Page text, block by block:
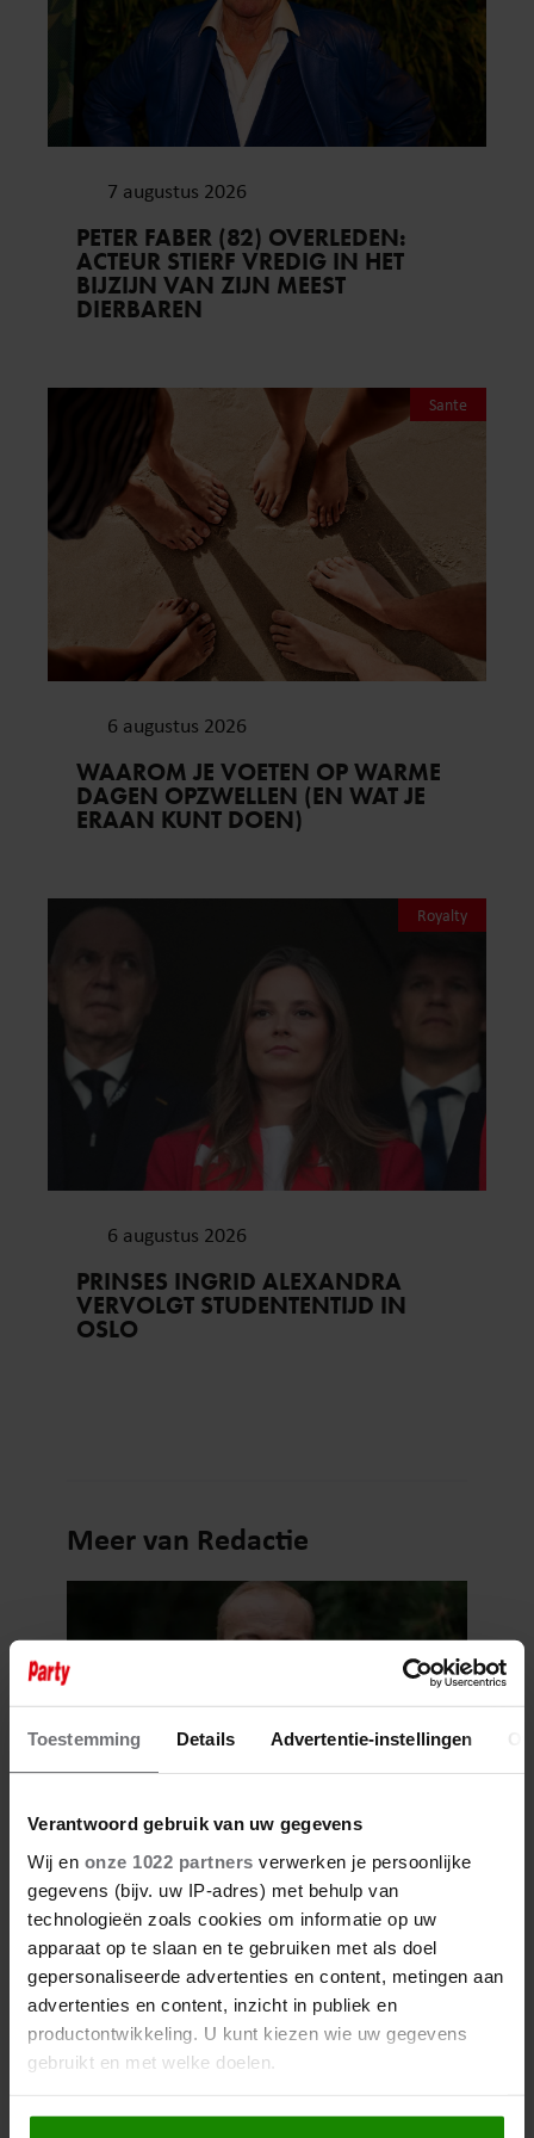
Toestemming Details Advertentie-instellingen
Verantwoord gebruik van uw gegevens
Wij en onze 1022 partners verwerken je persoonlijke
gegevens (bijv. uw IP-adres) met behulp van
technologieën zoals cookies om informatie op uw
apparaat op te slaan en te gebruiken met als doel
gepersonaliseerde advertenties en content, metingen aan
advertenties en content, inzicht in publiek en
productontwikkeling. U kunt kiezen wie uw gegevens
gebruikt en met welke doelen.
Als u het toestaat, willen we ook graag:
7 augustus 2026
PETER FABER (82) OVERLEDEN:
ACTEUR STIERF VREDIG IN HET
BIJZIJN VAN ZIJN MEEST
DIERBAREN
Sante
6 augustus 2026
WAAROM JE VOETEN OP WARME
DAGEN OPZWELLEN (EN WAT JE
ERAAN KUNT DOEN)
Royalty
6 augustus 2026
PRINSES INGRID ALEXANDRA
VERVOLGT STUDENTENTIJD IN
OSLO
Meer van Redactie
6 augustus 2026
JAMAI REAGEERT OP
OVERLIJDEN JERNEY
KAAGMAN (79): ‘DAT
VERTROUWEN ZAL IK NOOIT
VERGETEN’